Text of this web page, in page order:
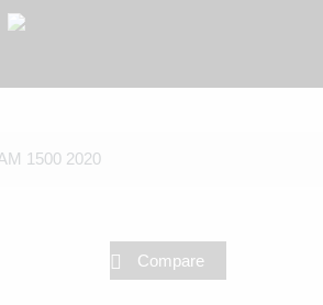
1500 2020
Compare